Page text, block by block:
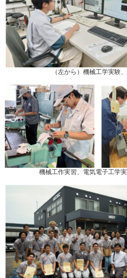
（左から）機械工学実験
機械工作実習、電気電子工学